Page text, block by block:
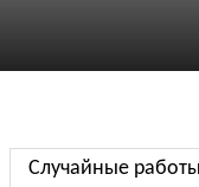
Случайные